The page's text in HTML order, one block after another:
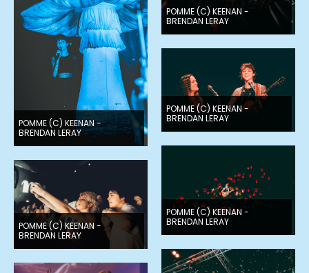
POMME (C) KEENAN -
BRENDAN LERAY
POMME (C) KEENAN -
BRENDAN LERAY
POMME (C) KEENAN -
BRENDAN LERAY
POMME (C) KEENAN -
BRENDAN LERAY
POMME (C) KEENAN -
BRENDAN LERAY